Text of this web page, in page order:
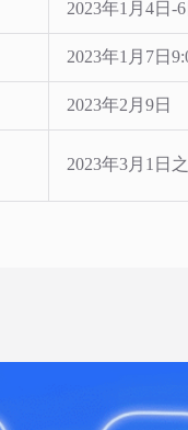
2023年1月4日-6
2023年1月7日
2023年2月9日
2023年3月1日